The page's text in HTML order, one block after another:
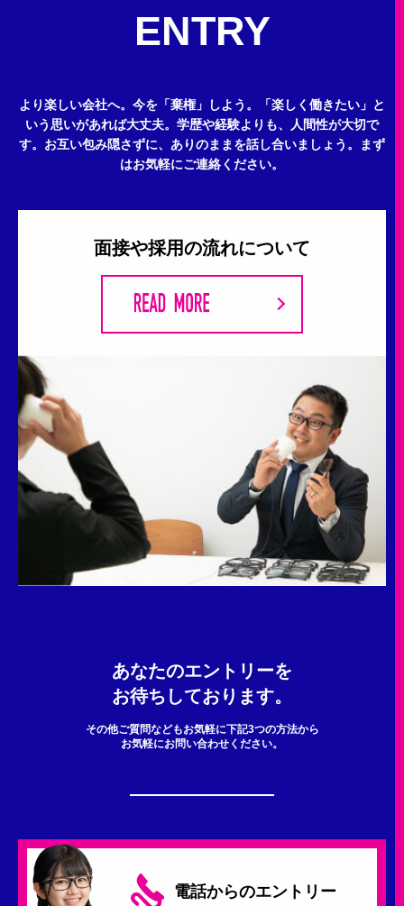
ENTRY
より楽しい会社へ。今を「棄権」しよう。
「楽しく働きたい」と
いう思いがあれば大丈夫。 学歴や経験よりも、人間性が大切で
す。 お互い包み隠さずに、ありのままを話し合いましょう。
まず
はお気軽にご連絡ください。
面接や採用の流れについて
あなたのエントリーを
お待ちしております。
その他ご質問などもお気軽に下記3つの方法から
お気軽にお問い合わせください。
電話からのエントリー